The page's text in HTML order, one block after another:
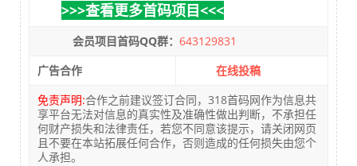
>>>查看更多首码项目<<<
会员项目首码QQ群： 643129831
广告合作
在线投稿
免责声明:合作之前建议签订合同，318首码网作为信息共
享平台无法对信息的真实性及准确性做出判断，不承担任
何财产损失和法律责任，若您不同意该提示，请关闭网页
且不要在本站拓展任何合作，否则造成的任何损失由您个
人承担。